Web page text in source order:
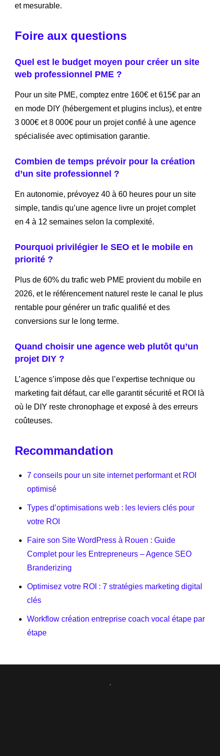
et mesurable.
Foire aux questions
Quel est le budget moyen pour créer un site
web professionnel PME ?
Pour un site PME, comptez entre 160€ et 615€ par an
en mode DIY (hébergement et plugins inclus), et entre
3 000€ et 8 000€ pour un projet confié à une agence
spécialisée avec optimisation garantie.
Combien de temps prévoir pour la création
d’un site professionnel ?
En autonomie, prévoyez 40 à 60 heures pour un site
simple, tandis qu’une agence livre un projet complet
en 4 à 12 semaines selon la complexité.
Pourquoi privilégier le SEO et le mobile en
priorité ?
Plus de 60% du trafic web PME provient du mobile en
2026, et le référencement naturel reste le canal le plus
rentable pour générer un trafic qualifié et des
conversions sur le long terme.
Quand choisir une agence web plutôt qu’un
projet DIY ?
L’agence s’impose dès que l’expertise technique ou
marketing fait défaut, car elle garantit sécurité et ROI là
où le DIY reste chronophage et exposé à des erreurs
coûteuses.
Recommandation
7 conseils pour un site internet performant et ROI
optimisé
Types d’optimisations web : les leviers clés pour
votre ROI
Faire son Site WordPress à Rouen : Guide
Complet pour les Entrepreneurs – Agence SEO
Branderizing
Optimisez votre ROI : 7 stratégies marketing digital
clés
Workflow création entreprise coach vocal étape par
étape